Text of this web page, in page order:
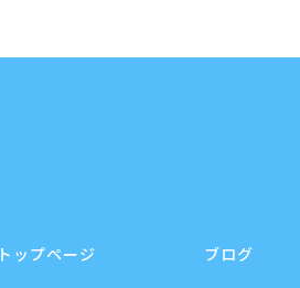
トップページ ブログ